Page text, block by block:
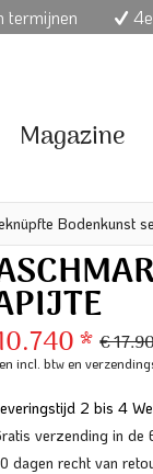
termijnen
Magazine
Bodenkunst
* €
incl. btwen
2 bis 4
verzending in de
dagen recht van